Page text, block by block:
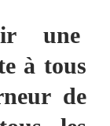
une
à tous
de